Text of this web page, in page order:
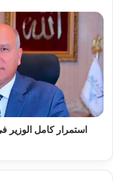
استمرار
الوزير
في
منصب
وزير
النقل
في
الحكومة
الجديدةاستمرار كامل